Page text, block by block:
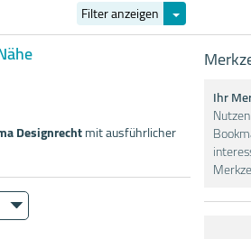
Filter anzeigen
Filter
ein-/
Designrechtmit ausführlicher
Ihr